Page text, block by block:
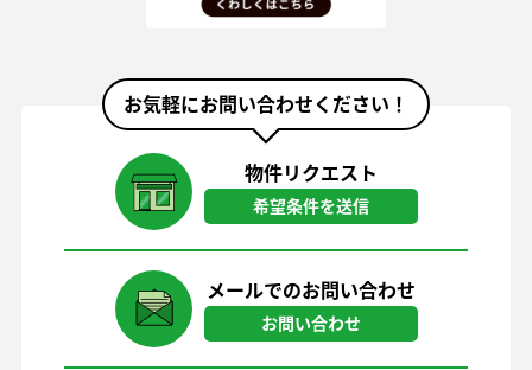
お気軽にお問い合わせください！
物件リクエスト
希望条件を送信
メールでのお問い合わせ
お問い合わせ